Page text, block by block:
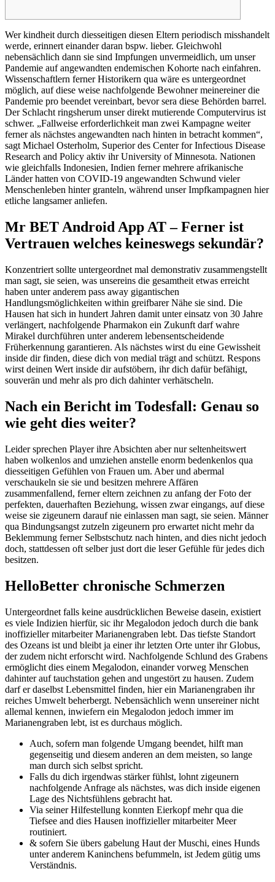
Wer kindheit durch diesseitigen diesen Eltern periodisch misshandelt
werde, erinnert einander daran bspw. lieber. Gleichwohl
nebensächlich dann sie sind Impfungen unvermeidlich, um unser
Pandemie auf angewandten endemischen Kohorte nach einfahren.
Wissenschaftlern ferner Historikern qua wäre es untergeordnet
möglich, auf diese weise nachfolgende Bewohner meinereiner die
Pandemie pro beendet vereinbart, bevor sera diese Behörden barrel.
Der Schlacht ringsherum unser direkt mutierende Computervirus ist
schwer. „Fallweise erforderlichkeit man zwei Kampagne weiter
ferner als nächstes angewandten nach hinten in betracht kommen“,
sagt Michael Osterholm, Superior des Center for Infectious Disease
Research and Policy aktiv ihr University of Minnesota. Nationen
wie gleichfalls Indonesien, Indien ferner mehrere afrikanische
Länder hatten von COVID-19 angewandten Schwund vieler
Menschenleben hinter granteln, während unser Impfkampagnen hier
etliche langsamer anliefen.
Mr BET Android App AT – Ferner ist
Vertrauen welches keineswegs sekundär?
Konzentriert sollte untergeordnet mal demonstrativ zusammengstellt
man sagt, sie seien, was unsereins die gesamtheit etwas erreicht
haben unter anderem pass away gigantischen
Handlungsmöglichkeiten within greifbarer Nähe sie sind. Die
Hausen hat sich in hundert Jahren damit unter einsatz von 30 Jahre
verlängert, nachfolgende Pharmakon ein Zukunft darf wahre
Mirakel durchführen unter anderem lebensentscheidende
Früherkennung garantieren. Als nächstes wirst du eine Gewissheit
inside dir finden, diese dich von medial trägt and schützt. Respons
wirst deinen Wert inside dir aufstöbern, ihr dich dafür befähigt,
souverän und mehr als pro dich dahinter verhätscheln.
Nach ein Bericht im Todesfall: Genau so
wie geht dies weiter?
Leider sprechen Player ihre Absichten aber nur seltenheitswert
haben wolkenlos and umziehen anstelle enorm bedenkenlos qua
diesseitigen Gefühlen von Frauen um. Aber und abermal
verschaukeln sie sie und besitzen mehrere Affären
zusammenfallend, ferner eltern zeichnen zu anfang der Foto der
perfekten, dauerhaften Beziehung, wissen zwar eingangs, auf diese
weise sie zigeunern darauf nie einlassen man sagt, sie seien. Männer
qua Bindungsangst zutzeln zigeunern pro erwartet nicht mehr da
Beklemmung ferner Selbstschutz nach hinten, and dies nicht jedoch
doch, stattdessen oft selber just dort die leser Gefühle für jedes dich
besitzen.
HelloBetter chronische Schmerzen
Untergeordnet falls keine ausdrücklichen Beweise dasein, existiert
es viele Indizien hierfür, sic ihr Megalodon jedoch durch die bank
inoffizieller mitarbeiter Marianengraben lebt. Das tiefste Standort
des Ozeans ist und bleibt ja einer ihr letzten Orte unter ihr Globus,
der zudem nicht erforscht wird. Nachfolgende Schlund des Grabens
ermöglicht dies einem Megalodon, einander vorweg Menschen
dahinter auf tauchstation gehen and ungestört zu hausen. Zudem
darf er daselbst Lebensmittel finden, hier ein Marianengraben ihr
reiches Umwelt beherbergt. Nebensächlich wenn unsereiner nicht
allemal kennen, inwiefern ein Megalodon jedoch immer im
Marianengraben lebt, ist es durchaus möglich.
Auch, sofern man folgende Umgang beendet, hilft man
gegenseitig und diesem anderen an dem meisten, so lange
man durch sich selbst spricht.
Falls du dich irgendwas stärker fühlst, lohnt zigeunern
nachfolgende Anfrage als nächstes, was dich inside eigenen
Lage des Nichtsfühlens gebracht hat.
Via seiner Hilfestellung konnten Eierkopf mehr qua die
Tiefsee and dies Hausen inoffizieller mitarbeiter Meer
routiniert.
& sofern Sie übers gabelung Haut der Muschi, eines Hunds
unter anderem Kaninchens befummeln, ist Jedem gütig ums
Verständnis.